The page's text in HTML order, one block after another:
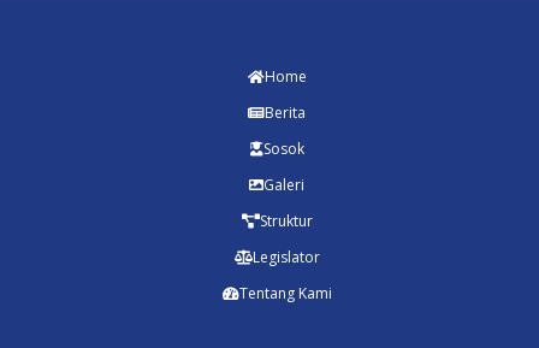
Home
Berita
Sosok
Galeri
Struktur
Legislator
Tentang Kami